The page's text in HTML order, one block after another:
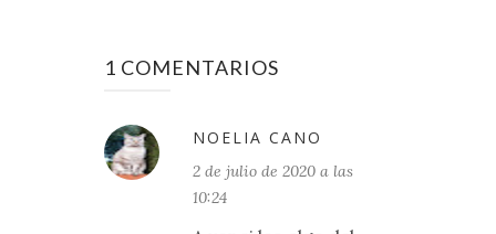
1 COMENTARIOS
NOELIA CANO
2 de julio de 2020 a las
10:24